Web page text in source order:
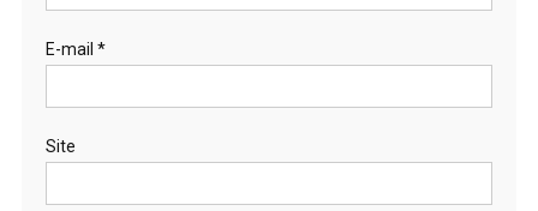
E-mail *
Site